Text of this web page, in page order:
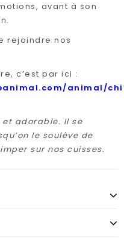
avant à son
rejoindre nos
c’est par ici :
animal/
et adorable. Il se
le soulève de
sur nos cuisses.